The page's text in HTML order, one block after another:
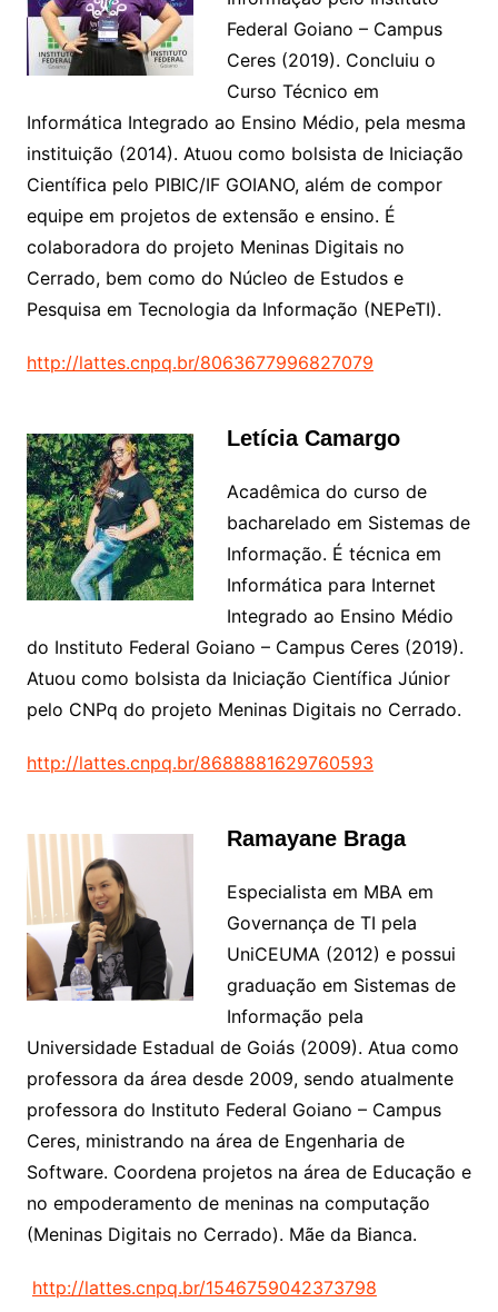
Federal Goiano – Campus
Ceres (2019). Concluiu o
Curso Técnico em
Informática Integrado ao Ensino Médio, pela mesma
instituição (2014). Atuou como bolsista de Iniciação
Científica pelo PIBIC/IF GOIANO, além de compor
equipe em projetos de extensão e ensino. É
colaboradora do projeto Meninas Digitais no
Cerrado, bem como do Núcleo de Estudos e
Pesquisa em Tecnologia da Informação (NEPeTI).
http://lattes.cnpq.br/8063677996827079
Letícia Camargo
Acadêmica do curso de
bacharelado em Sistemas de
Informação. É técnica em
Informática para Internet
Integrado ao Ensino Médio
do Instituto Federal Goiano – Campus Ceres (2019).
Atuou como bolsista da Iniciação Científica Júnior
pelo CNPq do projeto Meninas Digitais no Cerrado.
http://lattes.cnpq.br/8688881629760593
Ramayane Braga
Especialista em MBA em
Governança de TI pela
UniCEUMA (2012) e possui
graduação em Sistemas de
Informação pela
Universidade Estadual de Goiás (2009). Atua como
professora da área desde 2009, sendo atualmente
professora do Instituto Federal Goiano – Campus
Ceres, ministrando na área de Engenharia de
Software. Coordena projetos na área de Educação e
no empoderamento de meninas na computação
(Meninas Digitais no Cerrado). Mãe da Bianca.
http://lattes.cnpq.br/1546759042373798